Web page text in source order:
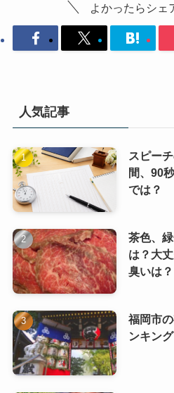
よかったらシェ
人気記事
スピー
間、90
では？
茶色、
は？大
臭いは？
福岡市
ンキン